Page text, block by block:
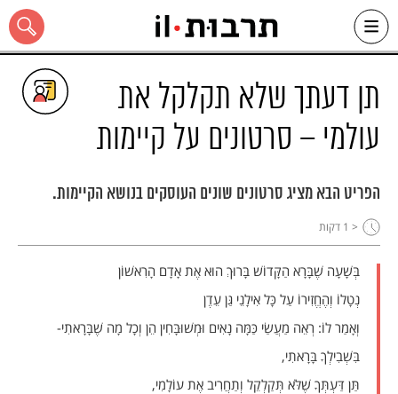
Skip
content
כל האתר
תן דעתך שלא תקלקל את
עולמי – סרטונים על קיימות
הפריט הבא מציג סרטונים שונים העוסקים בנושא הקיימות.
< 1 דקות
בְּשָׁעָה שֶׁבָּרָא הַקָּדוֹשׁ בָּרוּךְ הוּא אֶת אָדָם הָרִאשׁוֹן
נְטָלוֹ וְהֶחֱזִירוֹ עַל כָּל אִילָנֵי גַּן עֵדֶן
וְאָמַר לוֹ: רְאֵה מַעֲשַׂי כַּמָּה נָאִים וּמְשׁוּבָּחִין הֵן וְכָל מָה שֶׁבָּרָאתִי-
בִּשְׁבִילְךָ בָּרָאתִי,
תַּן דַּעְתְּךָ שֶׁלֹּא תְּקַלְקֵל וְתַחֲרִיב אֶת עוֹלָמִי,